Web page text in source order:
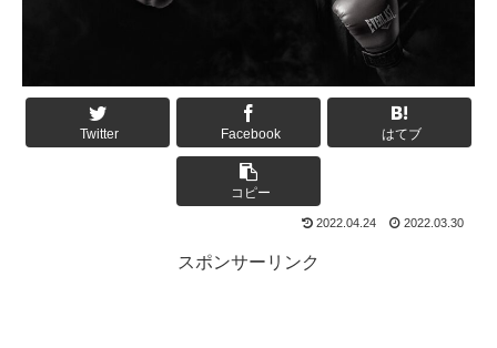
Twitter Facebook はてブ
コピー
2022.04.24 2022.03.30
スポンサーリンク